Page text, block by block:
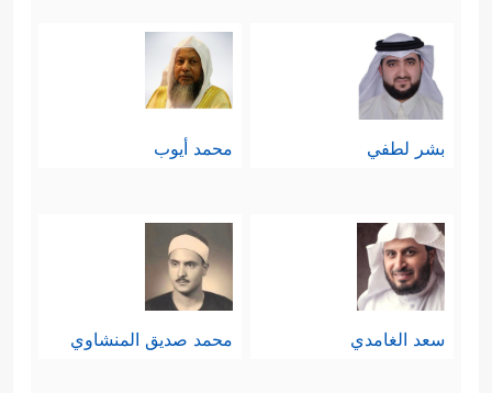
بشر لطفي محمد أيوب
سعد الغامدي محمد صديق المنشاوي